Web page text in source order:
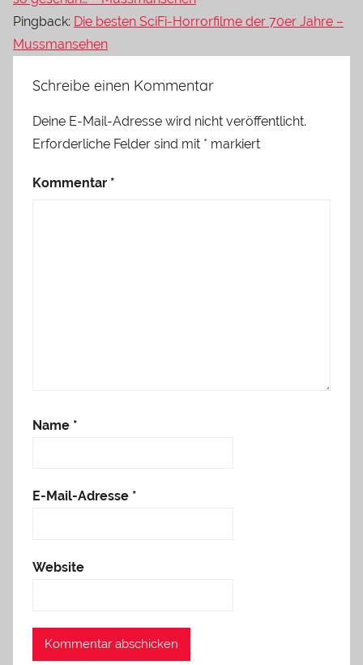
Pingback: Die besten SciFi-Horrorfilme der 70er Jahre –
Mussmansehen
Schreibe einen Kommentar
Deine E-Mail-Adresse wird nicht veröffentlicht.
Erforderliche Felder sind mit * markiert
Kommentar *
Name *
E-Mail-Adresse *
Website